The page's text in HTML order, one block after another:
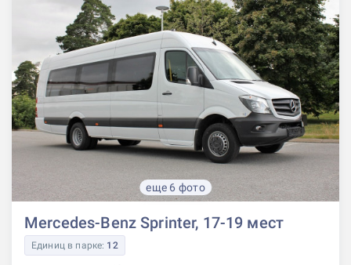
еще 6 фото
Mercedes-Benz Sprinter, 17-19 мест
Единиц в парке: 12